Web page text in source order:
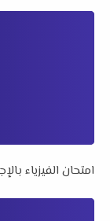
امتحان الفيزياء